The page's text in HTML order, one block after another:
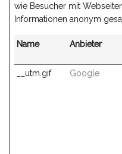
wie Besucher mit
Informationen anonym
Name Anbieter
__utm.gif
Google